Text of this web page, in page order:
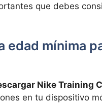
que debes
edad mínima
Nike Training
⁣en tu dispositivo